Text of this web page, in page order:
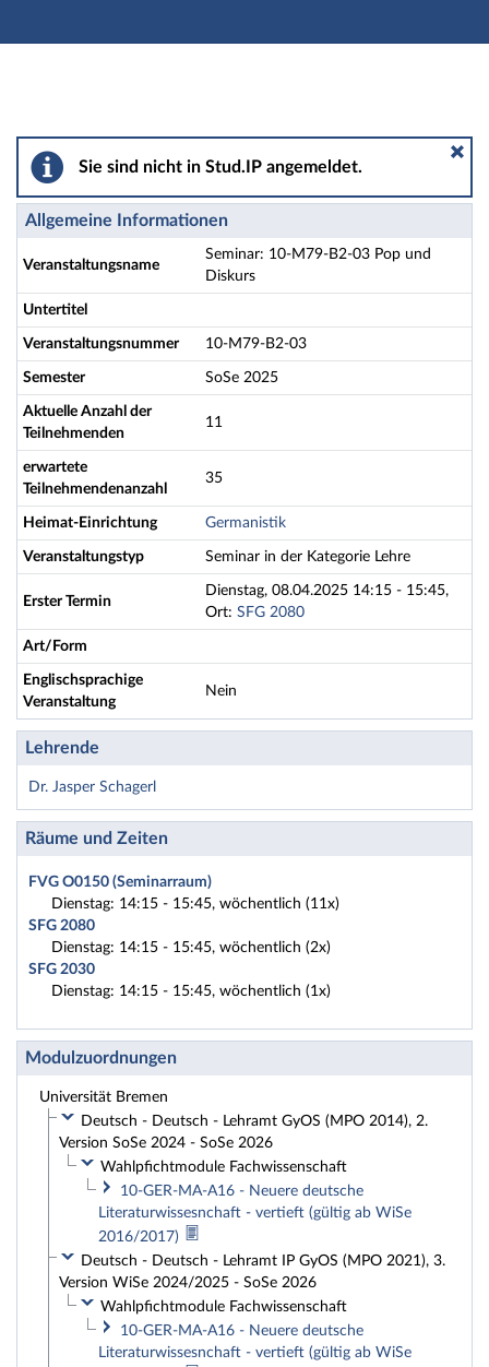
Hauptnavigation
Seminar: 10-M79-B2-03 Pop und Diskurs - Details
Sie sind nicht in Stud.IP angemeldet.
Allgemeine Informationen
Veranstaltungsname
Seminar: 10-M79-B2-03 Pop und
Diskurs
Untertitel
Veranstaltungsnummer 10-M79-B2-03
Semester SoSe 2025
Aktuelle Anzahl der
Teilnehmenden
11
erwartete
Teilnehmendenanzahl
35
Heimat-Einrichtung Germanistik
Veranstaltungstyp Seminar in der Kategorie Lehre
Erster Termin
Dienstag, 08.04.2025 14:15 - 15:45,
Ort: SFG 2080
Art/Form
Englischsprachige
Veranstaltung
Nein
Lehrende
Dr. Jasper Schagerl
Räume und Zeiten
FVG O0150 (Seminarraum)
Dienstag: 14:15 - 15:45, wöchentlich (11x)
SFG 2080
Dienstag: 14:15 - 15:45, wöchentlich (2x)
SFG 2030
Dienstag: 14:15 - 15:45, wöchentlich (1x)
Modulzuordnungen
Universität Bremen
Deutsch - Deutsch - Lehramt GyOS (MPO 2014), 2.
Version SoSe 2024 - SoSe 2026
Wahlpfichtmodule Fachwissenschaft
10-GER-MA-A16 - Neuere deutsche
Literaturwissesnchaft - vertieft (gültig ab WiSe
2016/2017)
Deutsch - Deutsch - Lehramt IP GyOS (MPO 2021), 3.
Version WiSe 2024/2025 - SoSe 2026
Wahlpfichtmodule Fachwissenschaft
10-GER-MA-A16 - Neuere deutsche
Literaturwissesnchaft - vertieft (gültig ab WiSe